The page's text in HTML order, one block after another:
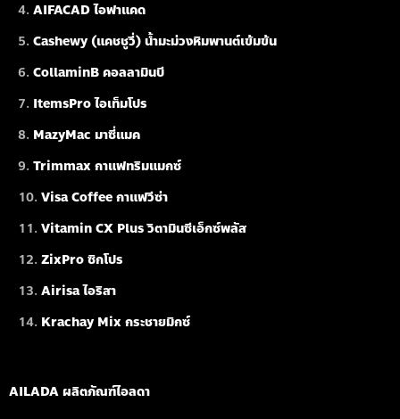
AIFACAD ไอฟาแคด
Cashewy (แคชชูวี่) น้ำมะม่วงหิมพานต์เข้มข้น
CollaminB คอลลามินบี
ItemsPro ไอเท็มโปร
MazyMac มาซี่แมค
Trimmax กาแฟทริมแมกซ์
Visa Coffee กาแฟวีซ่า
Vitamin CX Plus วิตามินซีเอ็กซ์พลัส
ZixPro ซิกโปร
Airisa ไอริสา
Krachay Mix กระชายมิกซ์
AILADA ผลิตภัณฑ์ไอลดา